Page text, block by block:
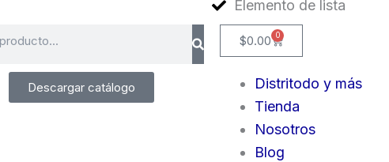
Elemento de lista
$0.00 0
Cart
Descargar catálogo
Distritodo y más
Tienda
Nosotros
Blog